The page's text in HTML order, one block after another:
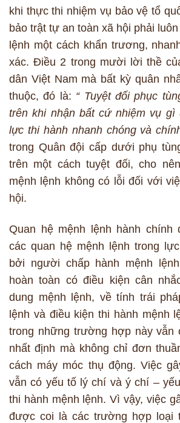
khi thực thi nhiệm vụ bảo vệ tổ
bảo trật tự an toàn xã hội phải
lệnh một cách khẩn trương,
xác. Điều 2 trong mười lời thề
dân Việt Nam mà bất kỳ quân
thuộc, đó là: “ Tuyệt đối phục
trên khi nhận bất cứ nhiệm vụ gì
lực thi hành nhanh chóng và
trong Quân đội cấp dưới phụ
trên một cách tuyệt đối, cho
mệnh lệnh không có lỗi đối với
hội.
Quan hệ mệnh lệnh hành chính
các quan hệ mệnh lệnh trong
bởi người chấp hành mệnh
hoàn toàn có điều kiện cân
dung mệnh lệnh, về tính trái
lệnh và điều kiện thi hành mệnh
trong những trường hợp này vẫn
nhất định mà không chỉ đơn
cách máy móc thụ động. Việc
vẫn có yếu tố lý chí và ý chí –
thi hành mệnh lệnh. Vì vậy, việc
được coi là các trường hợp loại